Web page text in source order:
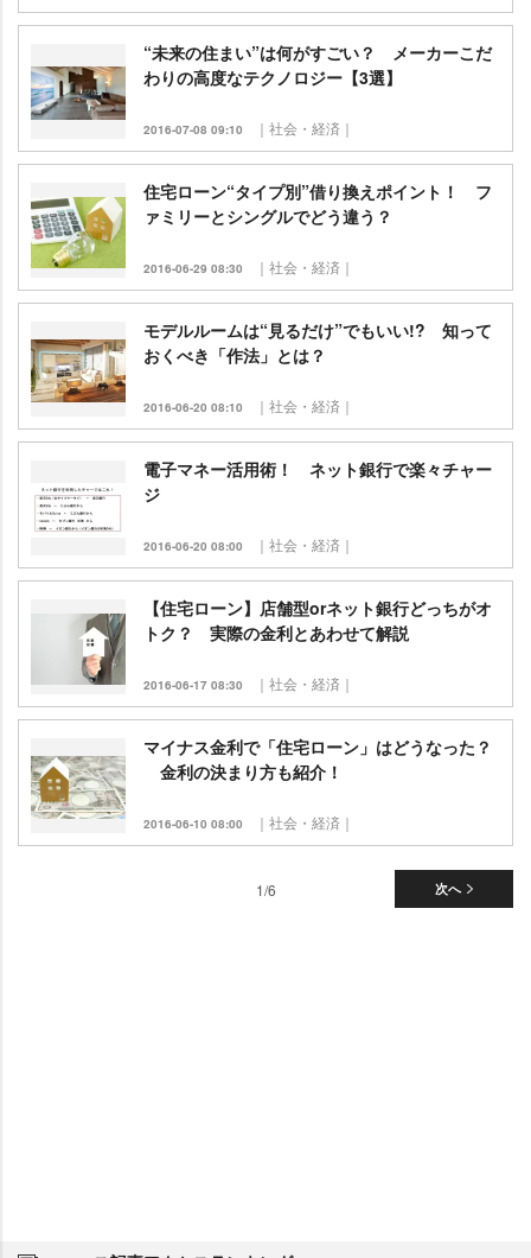
“未来の住まい”は何がすごい？ メーカーこだ
わりの高度なテクノロジー【3選】
2016-07-08 09:10 ｜社会・経済｜
住宅ローン“タイプ別”借り換えポイント！ フ
ァミリーとシングルでどう違う？
2016-06-29 08:30 ｜社会・経済｜
モデルルームは“見るだけ”でもいい!? 知って
おくべき「作法」とは？
2016-06-20 08:10 ｜社会・経済｜
電子マネー活用術！ ネット銀行で楽々チャー
ジ
2016-06-20 08:00 ｜社会・経済｜
【住宅ローン】店舗型orネット銀行どっちがオ
トク？ 実際の金利とあわせて解説
2016-06-17 08:30 ｜社会・経済｜
マイナス金利で「住宅ローン」はどうなった？
金利の決まり方も紹介！
2016-06-10 08:00 ｜社会・経済｜
次へ
1/6